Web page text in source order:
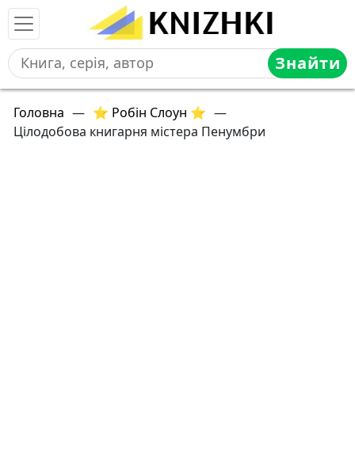
Знайти
Головна — ⭐ Робін Слоун ⭐ —
Цілодобова книгарня містера Пенумбри